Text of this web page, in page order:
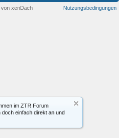
im ZTR Forum
doch einfach direkt an und
Nutzungsbedingungen
von xenDach